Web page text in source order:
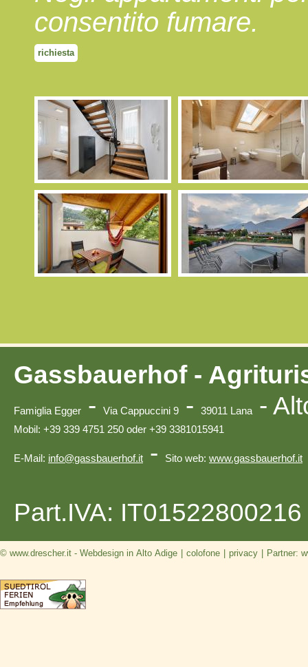
consentito fumare.
richiesta
Gassbauerhof -
Famiglia Egger - Via Cappuccini 9 - 39011 Lana -
Mobil: +39 339 4751 250 oder +39 3381015941
E-Mail: info@gassbauerhof.it - Sito web: www.gassbauerhof.it
Part.IVA: IT01522800216
© www.drescher.it - Webdesign in Alto Adige colofone privacy Partner: